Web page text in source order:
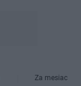
Za mesiac